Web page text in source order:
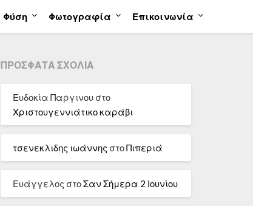
Φύση Φωτογραφία Επικοινωνία
ΠΡΌΣΦΑΤΑ ΣΧΌΛΙΑ
Ευδοκία Παργινουστο
Χριστουγεννιάτικο καράβι
τσενεκλιδης ιωάννης στοΠιπεριά
Ευάγγελος στοΣαν Σήμερα 2 Ιουνίου